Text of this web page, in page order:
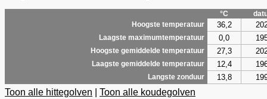
°C
Hoogste temperatuur
36,2
Laagste maximumtemperatuur 0,0
Hoogste gemiddelde temperatuur 27,3
Laagste gemiddelde temperatuur 12,4
Langste zonduur 13,8
Toon alle hittegolven
Toon alle koudegolven